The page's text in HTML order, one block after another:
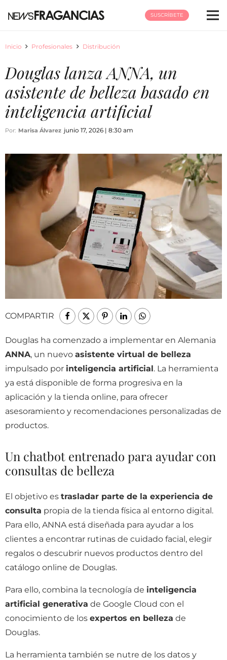
SUSCRÍBETE
Inicio Profesionales Distribución
Douglas lanza ANNA, un
asistente de belleza basado en
inteligencia artificial
Por: Marisa Álvarez junio 17, 2026 | 8:30 am
COMPARTIR
Douglas ha comenzado a implementar en Alemania
ANNA, un nuevo asistente virtual de belleza
impulsado por inteligencia artificial. La herramienta
ya está disponible de forma progresiva en la
aplicación y la tienda online, para ofrecer
asesoramiento y recomendaciones personalizadas de
productos.
Un chatbot entrenado para ayudar con
consultas de belleza
El objetivo es trasladar parte de la experiencia de
consulta propia de la tienda física al entorno digital.
Para ello, ANNA está diseñada para ayudar a los
clientes a encontrar rutinas de cuidado facial, elegir
regalos o descubrir nuevos productos dentro del
catálogo online de Douglas.
Para ello, combina la tecnología de inteligencia
artificial generativa de Google Cloud con el
conocimiento de los expertos en belleza de
Douglas.
La herramienta también se nutre de los datos y